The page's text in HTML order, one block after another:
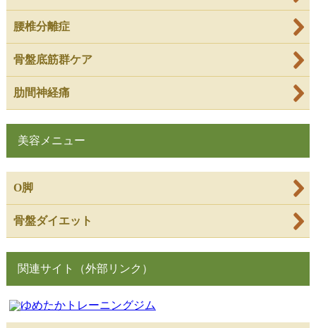
腰椎分離症
骨盤底筋群ケア
肋間神経痛
美容メニュー
O脚
骨盤ダイエット
関連サイト（外部リンク）